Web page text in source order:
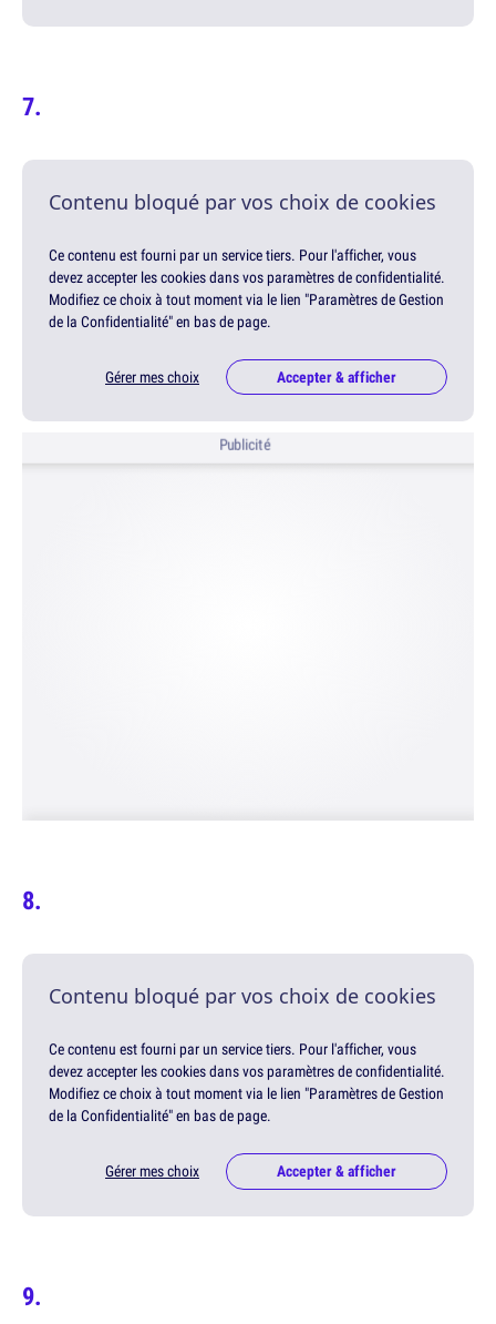
Contenu bloqué par vos choix de cookies
Ce contenu est fourni par un service tiers. Pour l'afficher, vous
devez accepter les cookies dans vos paramètres de confidentialité.
Modifiez ce choix à tout moment via le lien "Paramètres de Gestion
de la Confidentialité" en bas de page.
Gérer mes choix Accepter & afficher
Publicité
Contenu bloqué par vos choix de cookies
Ce contenu est fourni par un service tiers. Pour l'afficher, vous
devez accepter les cookies dans vos paramètres de confidentialité.
Modifiez ce choix à tout moment via le lien "Paramètres de Gestion
de la Confidentialité" en bas de page.
Gérer mes choix Accepter & afficher